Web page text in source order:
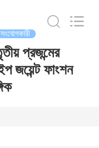
প্রজন্মের
জয়েন্ট ফাংশন